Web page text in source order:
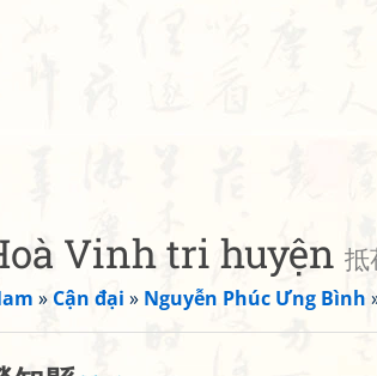
Vinh tri huyện
» Cận đại » Nguyễn Phúc Ưng Bình